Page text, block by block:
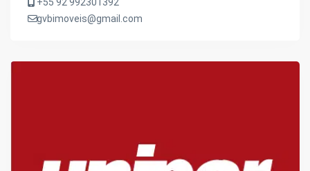
gvbimoveis@gmail.com